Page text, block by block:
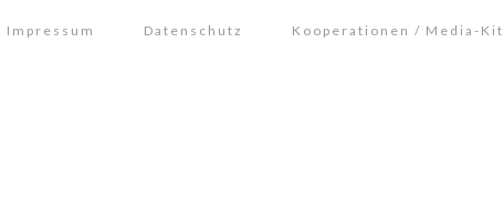
Impressum Datenschutz Kooperationen / Media-Kit